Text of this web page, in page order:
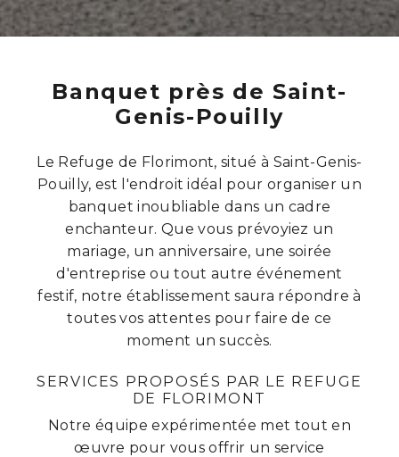
Banquet près de Saint-
Genis-Pouilly
Le Refuge de Florimont, situé à Saint-Genis-
Pouilly, est l'endroit idéal pour organiser un
banquet inoubliable dans un cadre
enchanteur. Que vous prévoyiez un
mariage, un anniversaire, une soirée
d'entreprise ou tout autre événement
festif, notre établissement saura répondre à
toutes vos attentes pour faire de ce
moment un succès.
SERVICES PROPOSÉS PAR LE REFUGE
DE FLORIMONT
Notre équipe expérimentée met tout en
œuvre pour vous offrir un service